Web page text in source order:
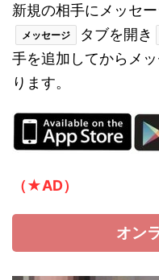
新規の相手にメッセ
メッセージ タブを開き
手を追加してからメ
ります。
（★AD）
オン